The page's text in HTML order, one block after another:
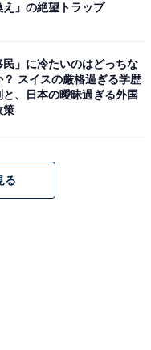
」を抑えた1位は？
ャンネルランキン
ット、1位は？
タレント」ランキン
うダサい？ 10～20代
え」の絶望トラップ
民」に冷たいのはどっちな
？ スイスの厳格過ぎる学歴
と、日本の曖昧過ぎる外国
策
る